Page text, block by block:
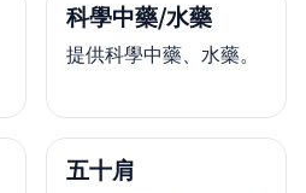
科學中藥/水藥
提供科學中藥、水藥。
五十肩